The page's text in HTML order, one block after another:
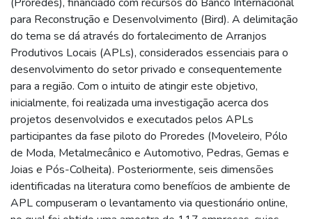
para Reconstrução e Desenvolvimento (Bird). A delimitação
do tema se dá através do fortalecimento de Arranjos
Produtivos Locais (APLs), considerados essenciais para o
desenvolvimento do setor privado e consequentemente
para a região. Com o intuito de atingir este objetivo,
inicialmente, foi realizada uma investigação acerca dos
projetos desenvolvidos e executados pelos APLs
participantes da fase piloto do Proredes (Moveleiro, Pólo
de Moda, Metalmecânico e Automotivo, Pedras, Gemas e
Joias e Pós-Colheita). Posteriormente, seis dimensões
identificadas na literatura como benefícios de ambiente de
APL compuseram o levantamento via questionário online,